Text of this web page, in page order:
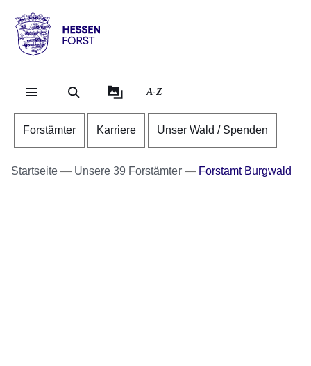
Hessen
Forst
A-Z
Forstämter Karriere Unser Wald / Spenden
Startseite Unsere 39 Forstämter Forstamt Burgwald